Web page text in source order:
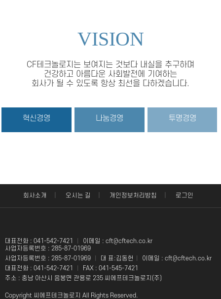
VISION
CF테크놀로지는 보여지는 것보다 내실을 추구하며
건강하고 아름다운 사회발전에 기여하는
회사가 될 수 있도록 항상 최선을 다하겠습니다.
혁신경영 나눔경영 투명경영
회사소개 오시는 길 개인정보처리방침 로그인
대표전화 : 041-542-7421
이메일 : cft@cftech.co.kr
사업자등록번호 : 285-87-01969
사업자등록번호 : 285-87-01969
대 표:김동헌
이메일 : cft@cftech.co.kr
대표전화 : 041-542-7421
FAX : 041-545-7421
주소 : 충남 아산시 음봉면 관용로 235 씨에프테크놀로지(주)
Copyright 씨에프테크놀로지 All Rights Reserved.